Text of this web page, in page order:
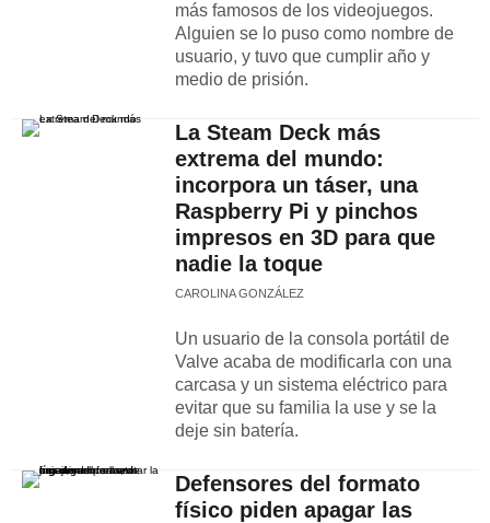
más famosos de los videojuegos.
Alguien se lo puso como nombre de
usuario, y tuvo que cumplir año y
medio de prisión.
La Steam Deck más
extrema del mundo:
incorpora un táser, una
Raspberry Pi y pinchos
impresos en 3D para que
nadie la toque
CAROLINA GONZÁLEZ
Un usuario de la consola portátil de
Valve acaba de modificarla con una
carcasa y un sistema eléctrico para
evitar que su familia la use y se la
deje sin batería.
Defensores del formato
físico piden apagar las